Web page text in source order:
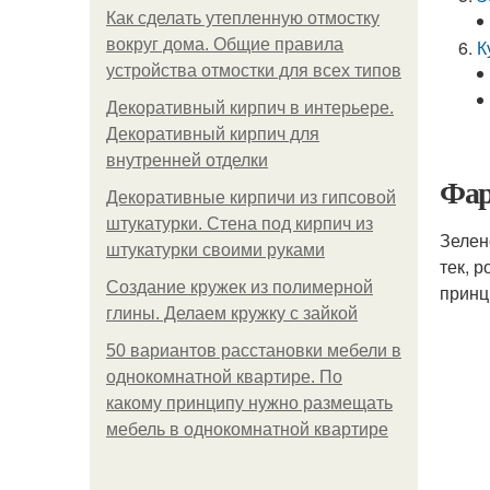
Как сделать утепленную отмостку
вокруг дома. Общие правила
устройства отмостки для всех типов
Декоративный кирпич в интерьере.
Декоративный кирпич для
внутренней отделки
Декоративные кирпичи из гипсовой
штукатурки. Стена под кирпич из
штукатурки своими руками
Создание кружек из полимерной
глины. Делаем кружку с зайкой
50 вариантов расстановки мебели в
однокомнатной квартире. По
какому принципу нужно размещать
мебель в однокомнатной квартире
тек,